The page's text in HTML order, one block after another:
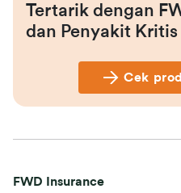
Tertarik dengan
dan Penyakit Kritis
Cek
FWD Insurance